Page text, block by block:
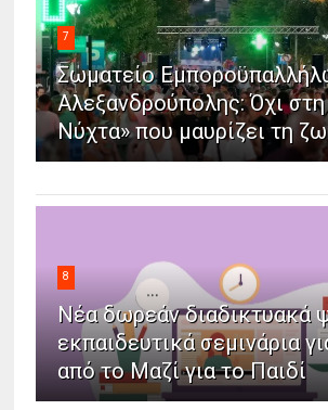
7
Σωματείο
Αλεξανδρούπολης: Όχι
Νύχτα» που μαυρίζει τη
8
Νέα δωρεάν διαδικτυακά
εκπαιδευτικά σεμινάρια
από το Μαζί για το Παιδί